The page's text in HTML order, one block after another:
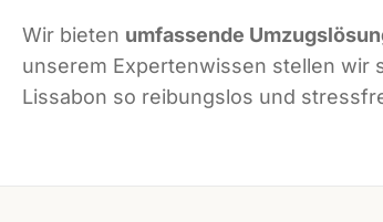
Wir bieten umfassende
unserem Expertenwissen stellen wir
Lissabon so reibungslos und